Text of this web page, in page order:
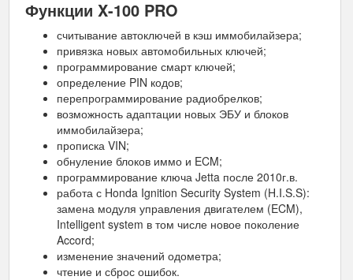
Функции X-100 PRO
считывание автоключей в кэш иммобилайзера;
привязка новых автомобильных ключей;
программирование смарт ключей;
определение PIN кодов;
перепрограммирование радиобрелков;
возможность адаптации новых ЭБУ и блоков
иммобилайзера;
прописка VIN;
обнуление блоков иммо и ECM;
программирование ключа Jetta после 2010г.в.
работа с Honda Ignition Security System (H.I.S.S):
замена модуля управления двигателем (ECM),
Intelligent system в том числе новое поколение
Accord;
изменение значений одометра;
чтение и сброс ошибок.